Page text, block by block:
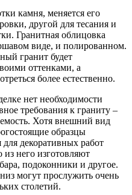
камня, меняется его
другой для тесания и
Гранитная облицовка
виде, и полированном.
гранит будет
оттенками, а
более естественно.
нет необходимости
требования к граниту –
Хотя внешний вид
образцы
декоративных работ
него изготовляют
подоконники и другое.
могут прослужить очень
столетий.